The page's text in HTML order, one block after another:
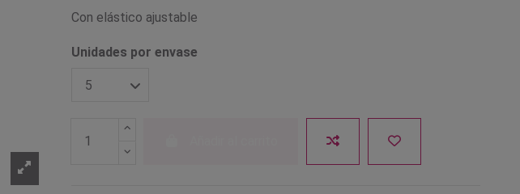
Con elástico ajustable
Unidades por envase